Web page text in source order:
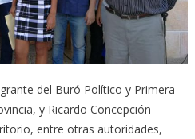
del Buró Político y Primera
y Ricardo Concepción
entre otras autoridades,